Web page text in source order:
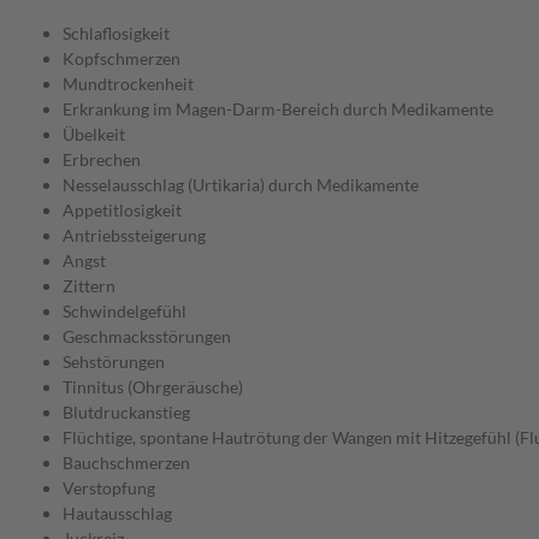
Schlaflosigkeit
Kopfschmerzen
Mundtrockenheit
Erkrankung im Magen-Darm-Bereich durch Medikamente
Übelkeit
Erbrechen
Nesselausschlag (Urtikaria) durch Medikamente
Appetitlosigkeit
Antriebssteigerung
Angst
Zittern
Schwindelgefühl
Geschmacksstörungen
Sehstörungen
Tinnitus (Ohrgeräusche)
Blutdruckanstieg
Flüchtige, spontane Hautrötung der Wangen mit Hitzegefühl
Bauchschmerzen
Verstopfung
Hautausschlag